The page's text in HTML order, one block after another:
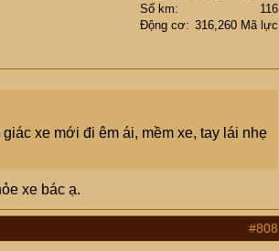
Số km
116
Động cơ
316,260 Mã lực
xe mới đi êm ái, mềm xe, tay lái nhẹ
xe bác ạ.
#808